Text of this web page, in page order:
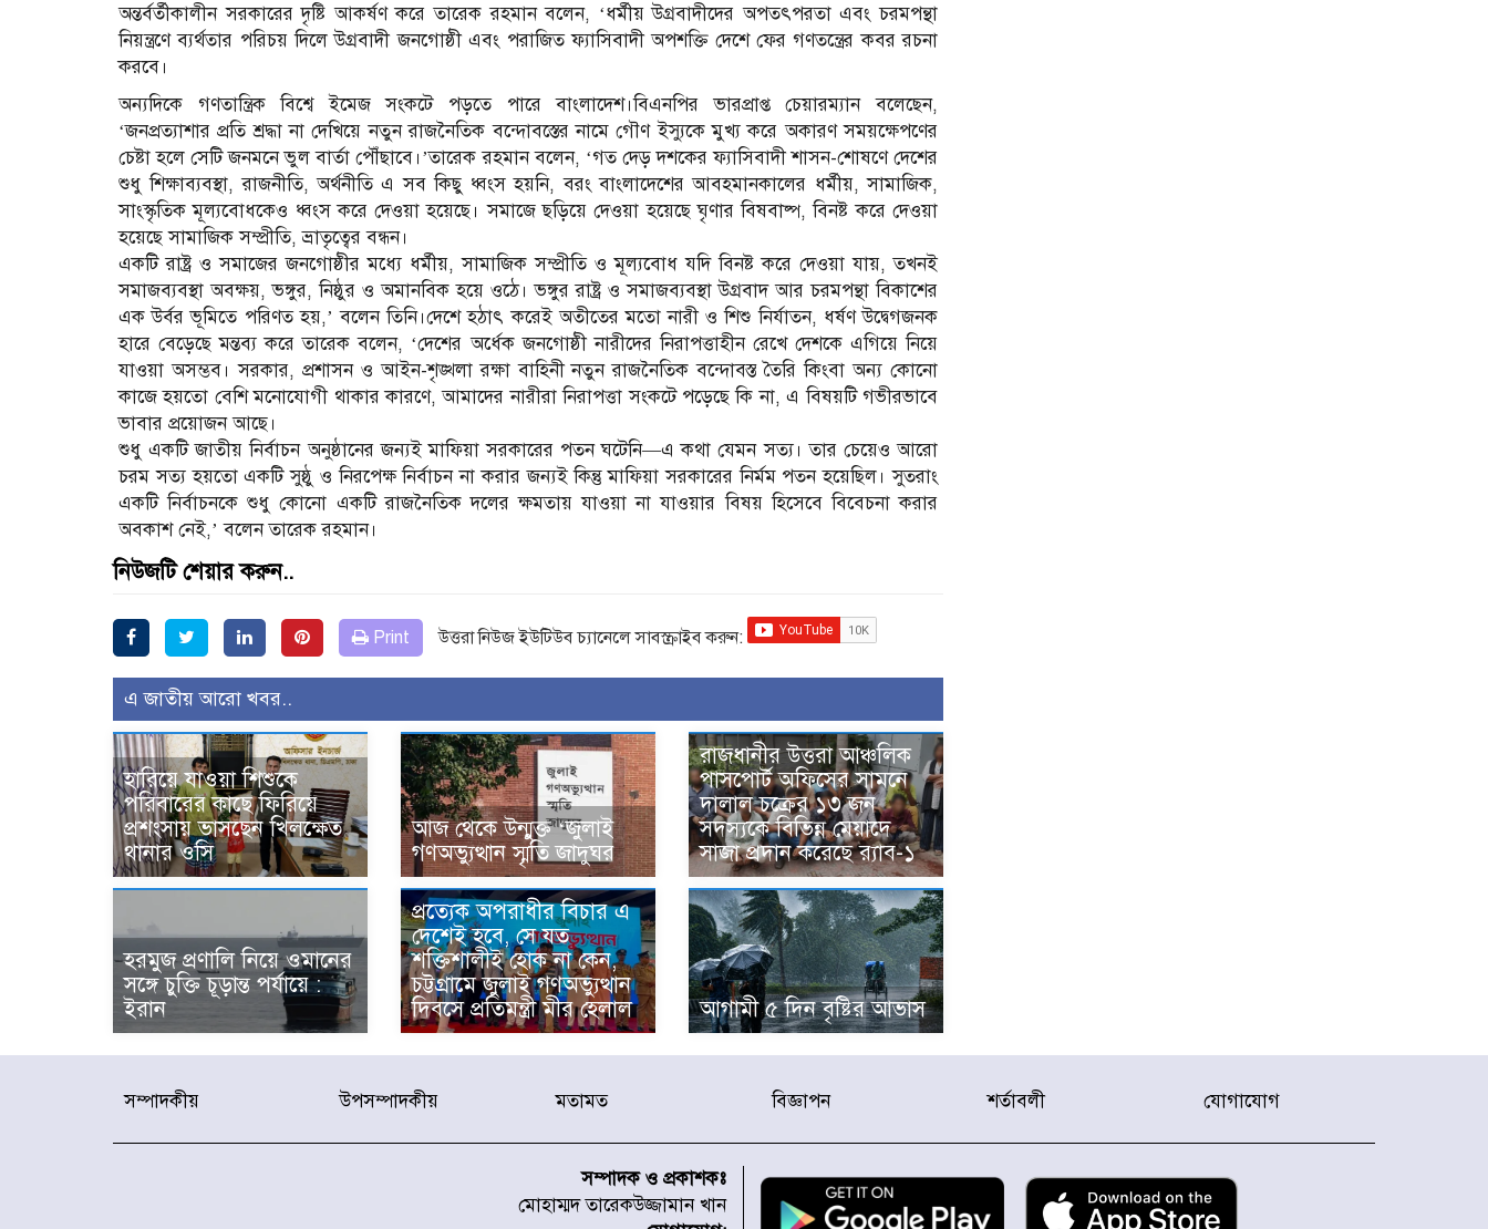
অন্তর্বর্তীকালীন সরকারের দৃষ্টি আকর্ষণ করে তারেক রহমান বলেন, ‘ধর্মীয় উগ্রবাদীদের অপতৎপরতা এবং চরমপন্থা
নিয়ন্ত্রণে ব্যর্থতার পরিচয় দিলে উগ্রবাদী জনগোষ্ঠী এবং পরাজিত ফ্যাসিবাদী অপশক্তি দেশে ফের গণতন্ত্রের কবর রচনা
করবে।
অন্যদিকে গণতান্ত্রিক বিশ্বে ইমেজ সংকটে পড়তে পারে বাংলাদেশ।বিএনপির ভারপ্রাপ্ত চেয়ারম্যান বলেছেন,
‘জনপ্রত্যাশার প্রতি শ্রদ্ধা না দেখিয়ে নতুন রাজনৈতিক বন্দোবস্তের নামে গৌণ ইস্যুকে মুখ্য করে অকারণ সময়ক্ষেপণের
চেষ্টা হলে সেটি জনমনে ভুল বার্তা পৌঁছাবে।’তারেক রহমান বলেন, ‘গত দেড় দশকের ফ্যাসিবাদী শাসন-শোষণে দেশের
শুধু শিক্ষাব্যবস্থা, রাজনীতি, অর্থনীতি এ সব কিছু ধ্বংস হয়নি, বরং বাংলাদেশের আবহমানকালের ধর্মীয়, সামাজিক,
সাংস্কৃতিক মূল্যবোধকেও ধ্বংস করে দেওয়া হয়েছে। সমাজে ছড়িয়ে দেওয়া হয়েছে ঘৃণার বিষবাষ্প, বিনষ্ট করে দেওয়া
হয়েছে সামাজিক সম্প্রীতি, ভ্রাতৃত্বের বন্ধন।
একটি রাষ্ট্র ও সমাজের জনগোষ্ঠীর মধ্যে ধর্মীয়, সামাজিক সম্প্রীতি ও মূল্যবোধ যদি বিনষ্ট করে দেওয়া যায়, তখনই
সমাজব্যবস্থা অবক্ষয়, ভঙ্গুর, নিষ্ঠুর ও অমানবিক হয়ে ওঠে। ভঙ্গুর রাষ্ট্র ও সমাজব্যবস্থা উগ্রবাদ আর চরমপন্থা বিকাশের
এক উর্বর ভূমিতে পরিণত হয়,’ বলেন তিনি।দেশে হঠাৎ করেই অতীতের মতো নারী ও শিশু নির্যাতন, ধর্ষণ উদ্বেগজনক
হারে বেড়েছে মন্তব্য করে তারেক বলেন, ‘দেশের অর্ধেক জনগোষ্ঠী নারীদের নিরাপত্তাহীন রেখে দেশকে এগিয়ে নিয়ে
যাওয়া অসম্ভব। সরকার, প্রশাসন ও আইন-শৃঙ্খলা রক্ষা বাহিনী নতুন রাজনৈতিক বন্দোবস্ত তৈরি কিংবা অন্য কোনো
কাজে হয়তো বেশি মনোযোগী থাকার কারণে, আমাদের নারীরা নিরাপত্তা সংকটে পড়েছে কি না, এ বিষয়টি গভীরভাবে
ভাবার প্রয়োজন আছে।
শুধু একটি জাতীয় নির্বাচন অনুষ্ঠানের জন্যই মাফিয়া সরকারের পতন ঘটেনি—এ কথা যেমন সত্য। তার চেয়েও আরো
চরম সত্য হয়তো একটি সুষ্ঠু ও নিরপেক্ষ নির্বাচন না করার জন্যই কিন্তু মাফিয়া সরকারের নির্মম পতন হয়েছিল। সুতরাং
একটি নির্বাচনকে শুধু কোনো একটি রাজনৈতিক দলের ক্ষমতায় যাওয়া না যাওয়ার বিষয় হিসেবে বিবেচনা করার
অবকাশ নেই,’ বলেন তারেক রহমান।
নিউজটি শেয়ার করুন..
Print উত্তরা নিউজ ইউটিউব চ্যানেলে সাবস্ক্রাইব করুন:
এ জাতীয় আরো খবর..
হারিয়ে যাওয়া শিশুকে
পরিবারের কাছে ফিরিয়ে
প্রশংসায় ভাসছেন খিলক্ষেত
থানার ওসি
আজ থেকে উন্মুক্ত ‘জুলাই
গণঅভ্যুত্থান স্মৃতি জাদুঘর
রাজধানীর উত্তরা আঞ্চলিক
পাসপোর্ট অফিসের সামনে
দালাল চক্রের ১৩ জন
সদস্যকে বিভিন্ন মেয়াদে
সাজা প্রদান করেছে র‌্যাব-১
হরমুজ প্রণালি নিয়ে ওমানের
সঙ্গে চুক্তি চূড়ান্ত পর্যায়ে :
ইরান
প্রত্যেক অপরাধীর বিচার এ
দেশেই হবে, সে যত
শক্তিশালীই হোক না কেন,
চট্টগ্রামে জুলাই গণঅভ্যুত্থান
দিবসে প্রতিমন্ত্রী মীর হেলাল
আগামী ৫ দিন বৃষ্টির আভাস
সম্পাদকীয় উপসম্পাদকীয় মতামত বিজ্ঞাপন শর্তাবলী যোগাযোগ
সম্পাদক ও প্রকাশকঃ
মোহাম্মদ তারেকউজ্জামান খান